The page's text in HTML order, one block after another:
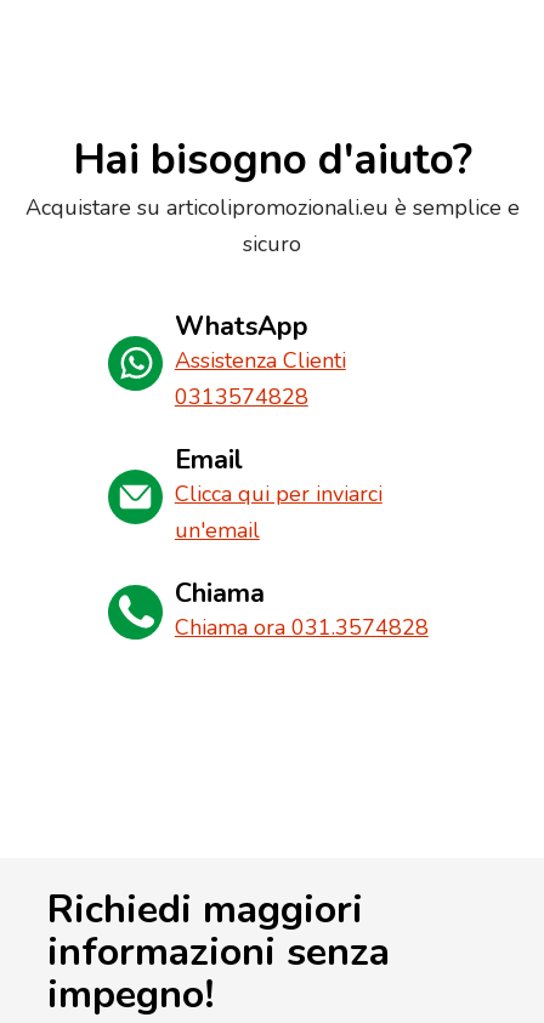
Hai bisogno d'aiuto?
Acquistare su articolipromozionali.eu è semplice e
sicuro
WhatsApp
Assistenza Clienti
0313574828
Email
Clicca qui per inviarci
un'email
Chiama
Chiama ora 031.3574828
Richiedi maggiori
informazioni senza
impegno!